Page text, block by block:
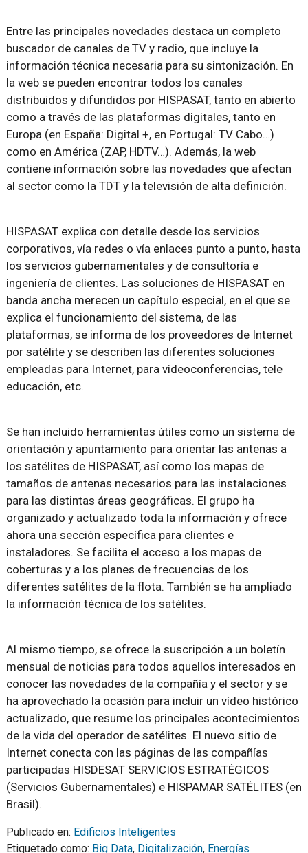
Entre las principales novedades destaca un completo
buscador de canales de TV y radio, que incluye la
información técnica necesaria para su sintonización. En
la web se pueden encontrar todos los canales
distribuidos y difundidos por HISPASAT, tanto en abierto
como a través de las plataformas digitales, tanto en
Europa (en España: Digital +, en Portugal: TV Cabo…)
como en América (ZAP, HDTV…). Además, la web
contiene información sobre las novedades que afectan
al sector como la TDT y la televisión de alta definición.
HISPASAT explica con detalle desde los servicios
corporativos, vía redes o vía enlaces punto a punto, hasta
los servicios gubernamentales y de consultoría e
ingeniería de clientes. Las soluciones de HISPASAT en
banda ancha merecen un capítulo especial, en el que se
explica el funcionamiento del sistema, de las
plataformas, se informa de los proveedores de Internet
por satélite y se describen las diferentes soluciones
empleadas para Internet, para videoconferencias, tele
educación, etc.
Se han incluido herramientas útiles como un sistema de
orientación y apuntamiento para orientar las antenas a
los satélites de HISPASAT, así como los mapas de
tamaños de antenas necesarios para las instalaciones
para las distintas áreas geográficas. El grupo ha
organizado y actualizado toda la información y ofrece
ahora una sección específica para clientes e
instaladores. Se facilita el acceso a los mapas de
coberturas y a los planes de frecuencias de los
diferentes satélites de la flota. También se ha ampliado
la información técnica de los satélites.
Al mismo tiempo, se ofrece la suscripción a un boletín
mensual de noticias para todos aquellos interesados en
conocer las novedades de la compañía y el sector y se
ha aprovechado la ocasión para incluir un vídeo histórico
actualizado, que resume los principales acontecimientos
de la vida del operador de satélites. El nuevo sitio de
Internet conecta con las páginas de las compañías
participadas HISDESAT SERVICIOS ESTRATÉGICOS
(Servicios Gubernamentales) e HISPAMAR SATÉLITES (en
Brasil).
Publicado en: Edificios Inteligentes
Etiquetado como: Big Data, Digitalización, Energías